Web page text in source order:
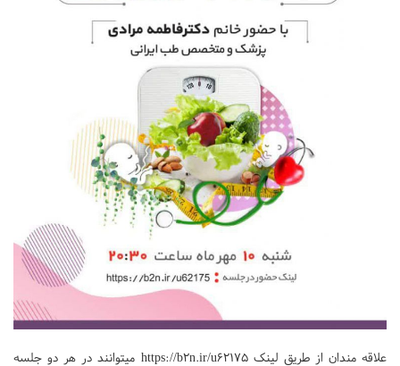
علاقه مندان از طریق لینک https://b2n.ir/u62175 میتوانند در هر دو جلسه